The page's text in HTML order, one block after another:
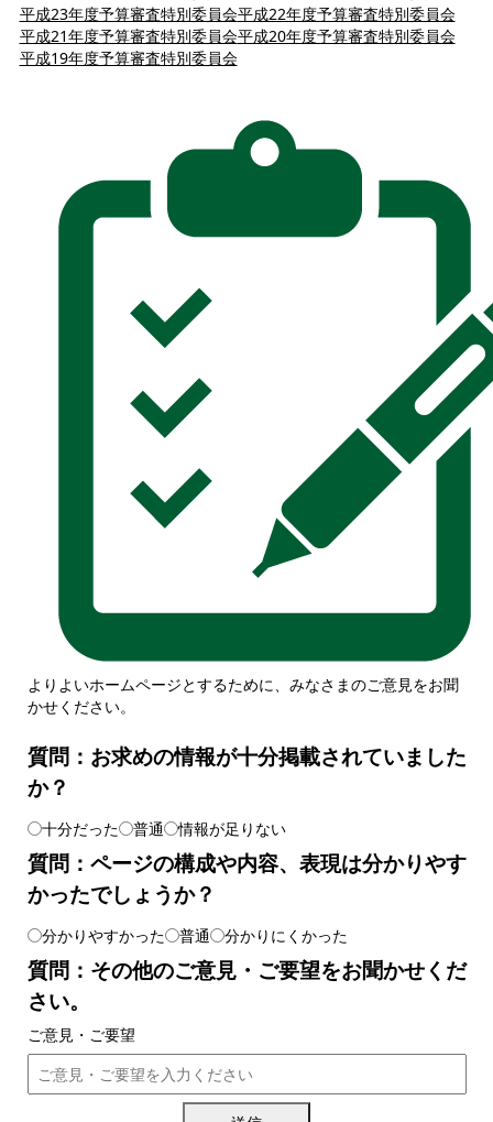
平成23年度予算審査特別委員会平成22年度予算審査特別委員会
平成21年度予算審査特別委員会平成20年度予算審査特別委員会
平成19年度予算審査特別委員会
よりよいホームページとするために、みなさまのご意見をお聞
かせください。
質問：お求めの情報が十分掲載されていました
か？
十分だった 普通 情報が足りない
質問：ページの構成や内容、表現は分かりやす
かったでしょうか？
分かりやすかった 普通 分かりにくかった
質問：その他のご意見・ご要望をお聞かせくだ
さい。
ご意見・ご要望